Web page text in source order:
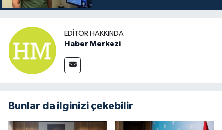
EDITÖR HAKKINDA
Haber Merkezi
Bunlar da ilginizi çekebilir